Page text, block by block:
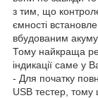
з тим, що
ємності
вбудованим
Тому найкраща
індикації саме у
- Для початку
USB тестер, тому